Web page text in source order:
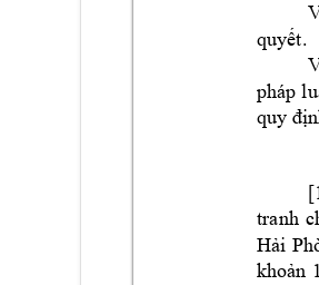




 